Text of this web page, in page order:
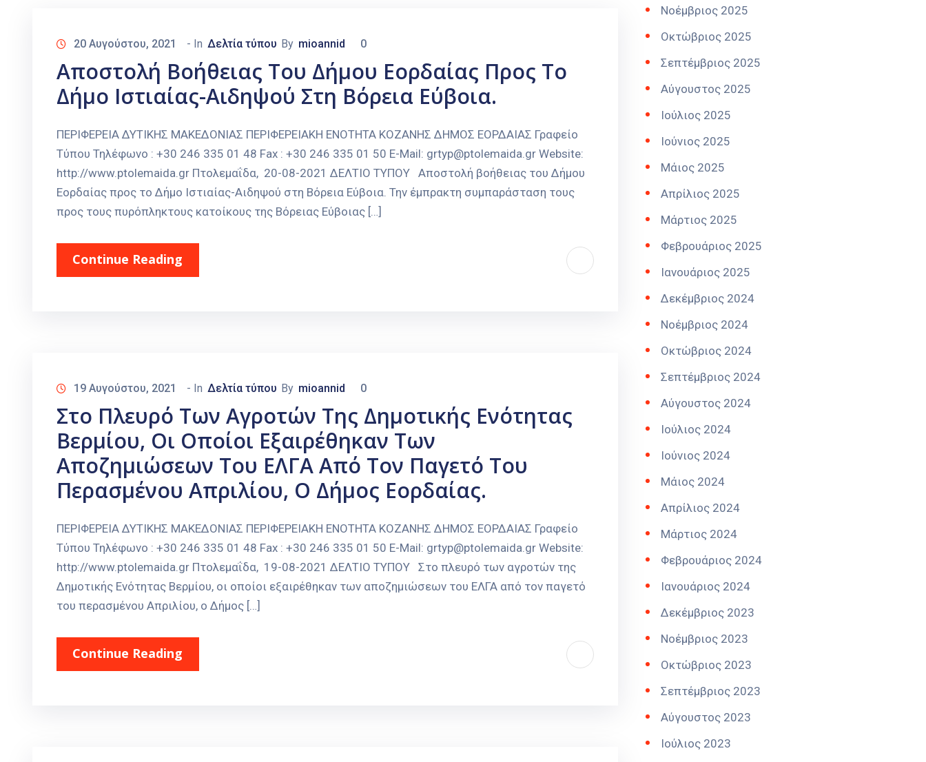
20 Αυγούστου, 2021 - In Δελτία τύπου By mioannid 0
Αποστολή Βοήθειας Του Δήμου Εορδαίας Προς Το
Δήμο Ιστιαίας-Αιδηψού Στη Βόρεια Εύβοια.
ΠΕΡΙΦΕΡΕΙΑ ΔΥΤΙΚΗΣ ΜΑΚΕΔΟΝΙΑΣ ΠΕΡΙΦΕΡΕΙΑΚΗ ΕΝΟΤΗΤΑ ΚΟΖΑΝΗΣ ΔΗΜΟΣ ΕΟΡΔΑΙΑΣ Γραφείο
Τύπου Τηλέφωνο : +30 246 335 01 48 Fax : +30 246 335 01 50 E-Mail: grtyp@ptolemaida.gr Website:
http://www.ptolemaida.gr Πτολεμαΐδα, 20-08-2021 ΔΕΛΤΙΟ ΤΥΠΟΥ Αποστολή βοήθειας του Δήμου
Εορδαίας προς το Δήμο Ιστιαίας-Αιδηψού στη Βόρεια Εύβοια. Την έμπρακτη συμπαράσταση τους
προς τους πυρόπληκτους κατοίκους της Βόρειας Εύβοιας […]
Continue Reading
19 Αυγούστου, 2021 - In Δελτία τύπου By mioannid 0
Στο Πλευρό Των Αγροτών Της Δημοτικής Ενότητας
Βερμίου, Οι Οποίοι Εξαιρέθηκαν Των
Αποζημιώσεων Του ΕΛΓΑ Από Τον Παγετό Του
Περασμένου Απριλίου, Ο Δήμος Εορδαίας.
ΠΕΡΙΦΕΡΕΙΑ ΔΥΤΙΚΗΣ ΜΑΚΕΔΟΝΙΑΣ ΠΕΡΙΦΕΡΕΙΑΚΗ ΕΝΟΤΗΤΑ ΚΟΖΑΝΗΣ ΔΗΜΟΣ ΕΟΡΔΑΙΑΣ Γραφείο
Τύπου Τηλέφωνο : +30 246 335 01 48 Fax : +30 246 335 01 50 E-Mail: grtyp@ptolemaida.gr Website:
http://www.ptolemaida.gr Πτολεμαΐδα, 19-08-2021 ΔΕΛΤΙΟ ΤΥΠΟΥ Στο πλευρό των αγροτών της
Δημοτικής Ενότητας Βερμίου, οι οποίοι εξαιρέθηκαν των αποζημιώσεων του ΕΛΓΑ από τον παγετό
του περασμένου Απριλίου, ο Δήμος […]
Continue Reading
Νοέμβριος 2025
Οκτώβριος 2025
Σεπτέμβριος 2025
Αύγουστος 2025
Ιούλιος 2025
Ιούνιος 2025
Μάιος 2025
Απρίλιος 2025
Μάρτιος 2025
Φεβρουάριος 2025
Ιανουάριος 2025
Δεκέμβριος 2024
Νοέμβριος 2024
Οκτώβριος 2024
Σεπτέμβριος 2024
Αύγουστος 2024
Ιούλιος 2024
Ιούνιος 2024
Μάιος 2024
Απρίλιος 2024
Μάρτιος 2024
Φεβρουάριος 2024
Ιανουάριος 2024
Δεκέμβριος 2023
Νοέμβριος 2023
Οκτώβριος 2023
Σεπτέμβριος 2023
Αύγουστος 2023
Ιούλιος 2023